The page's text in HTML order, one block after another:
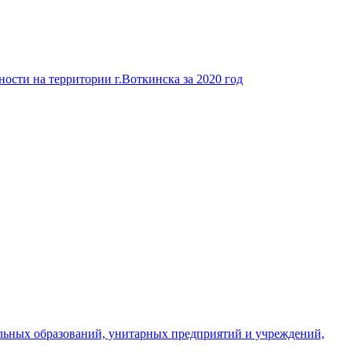
на территории г.Воткинска за 2020 год
образований, унитарных предприятий и учреждений,